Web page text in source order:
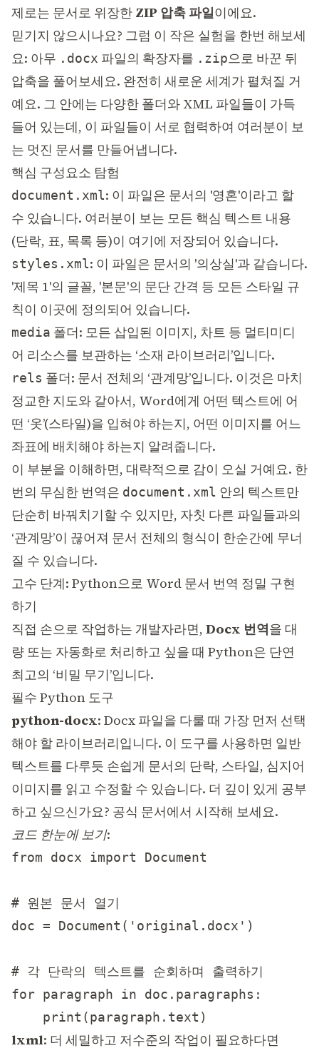
제로는 문서로 위장한 ZIP 압축 파일이에요.
믿기지 않으시나요? 그럼 이 작은 실험을 한번 해보세
요: 아무 .docx 파일의 확장자를 .zip으로 바꾼 뒤
압축을 풀어보세요. 완전히 새로운 세계가 펼쳐질 거
예요. 그 안에는 다양한 폴더와 XML 파일들이 가득
들어 있는데, 이 파일들이 서로 협력하여 여러분이 보
는 멋진 문서를 만들어냅니다.
핵심 구성요소 탐험
document.xml: 이 파일은 문서의 '영혼'이라고 할
수 있습니다. 여러분이 보는 모든 핵심 텍스트 내용
(단락, 표, 목록 등)이 여기에 저장되어 있습니다.
styles.xml: 이 파일은 문서의 '의상실'과 같습니다.
'제목 1'의 글꼴, '본문'의 문단 간격 등 모든 스타일 규
칙이 이곳에 정의되어 있습니다.
media 폴더: 모든 삽입된 이미지, 차트 등 멀티미디
어 리소스를 보관하는 ‘소재 라이브러리’입니다.
rels 폴더: 문서 전체의 ‘관계망’입니다. 이것은 마치
정교한 지도와 같아서, Word에게 어떤 텍스트에 어
떤 ‘옷’(스타일)을 입혀야 하는지, 어떤 이미지를 어느
좌표에 배치해야 하는지 알려줍니다.
이 부분을 이해하면, 대략적으로 감이 오실 거예요. 한
번의 무심한 번역은 document.xml 안의 텍스트만
단순히 바꿔치기할 수 있지만, 자칫 다른 파일들과의
‘관계망’이 끊어져 문서 전체의 형식이 한순간에 무너
질 수 있습니다.
고수 단계: Python으로 Word 문서 번역 정밀 구현
하기
직접 손으로 작업하는 개발자라면, Docx 번역을 대
량 또는 자동화로 처리하고 싶을 때 Python은 단연
최고의 ‘비밀 무기’입니다.
필수 Python 도구
python-docx: Docx 파일을 다룰 때 가장 먼저 선택
해야 할 라이브러리입니다. 이 도구를 사용하면 일반
텍스트를 다루듯 손쉽게 문서의 단락, 스타일, 심지어
이미지를 읽고 수정할 수 있습니다. 더 깊이 있게 공부
하고 싶으신가요? 공식 문서에서 시작해 보세요.
코드 한눈에 보기:
from docx import Document
# 원본 문서 열기
doc = Document('original.docx')
# 각 단락의 텍스트를 순회하며 출력하기
for paragraph in doc.paragraphs:
lxml: 더 세밀하고 저수준의 작업이 필요하다면